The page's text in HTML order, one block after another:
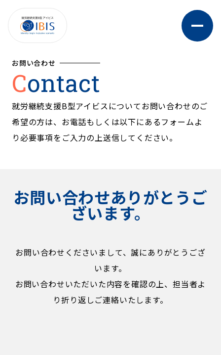
お問い合わせ
Contact
就労継続支援B型アイビスについてお問い合わせのご
希望の方は、お電話もしくは以下にあるフォームよ
り必要事項をご入力の上送信してください。
お問い合わせありがとうご
ざいます。
お問い合わせくださいまして、誠にありがとうござ
います。
お問い合わせいただいた内容を確認の上、担当者よ
り折り返しご連絡いたします。